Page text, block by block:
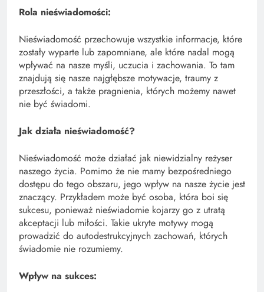
Rola nieświadomości:
Nieświadomość przechowuje wszystkie informacje, które
zostały wyparte lub zapomniane, ale które nadal mogą
wpływać na nasze myśli, uczucia i zachowania. To tam
znajdują się nasze najgłębsze motywacje, traumy z
przeszłości, a także pragnienia, których możemy nawet
nie być świadomi.
Jak działa nieświadomość?
Nieświadomość może działać jak niewidzialny reżyser
naszego życia. Pomimo że nie mamy bezpośredniego
dostępu do tego obszaru, jego wpływ na nasze życie jest
znaczący. Przykładem może być osoba, która boi się
sukcesu, ponieważ nieświadomie kojarzy go z utratą
akceptacji lub miłości. Takie ukryte motywy mogą
prowadzić do autodestrukcyjnych zachowań, których
świadomie nie rozumiemy.
Wpływ na sukces: